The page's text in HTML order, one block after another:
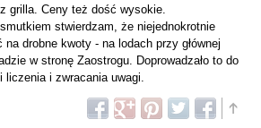
grilla. Ceny też dość wysokie.
stwierdzam, że niejednokrotnie
drobne kwoty - na lodach przy głównej
w stronę Zaostrogu. Doprowadzało to do
i zwracania uwagi.